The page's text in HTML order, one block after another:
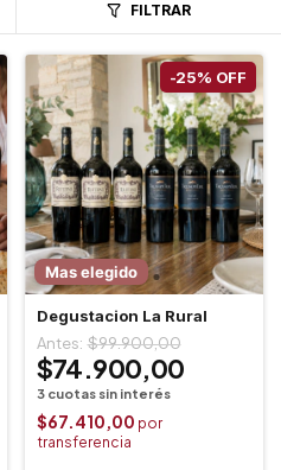
FILTRAR
Mas elegido
Degustacion La Rural
-25% OFF
$74.900,00
$99.900,00
$67.410,00